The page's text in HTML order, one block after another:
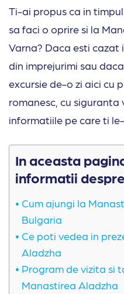
Ti-ai propus ca in timpul
sa faci o oprire si la
Varna? Daca esti
din imprejurimi sau
excursie de-o zi aici cu
romanesc, cu siguranta
informatiile pe care ti
In aceasta
informatii
Cum ajungi la
Bulgaria
Ce poti vedea in
Aladzha
Program de vizita si
Manastirea Aladzha